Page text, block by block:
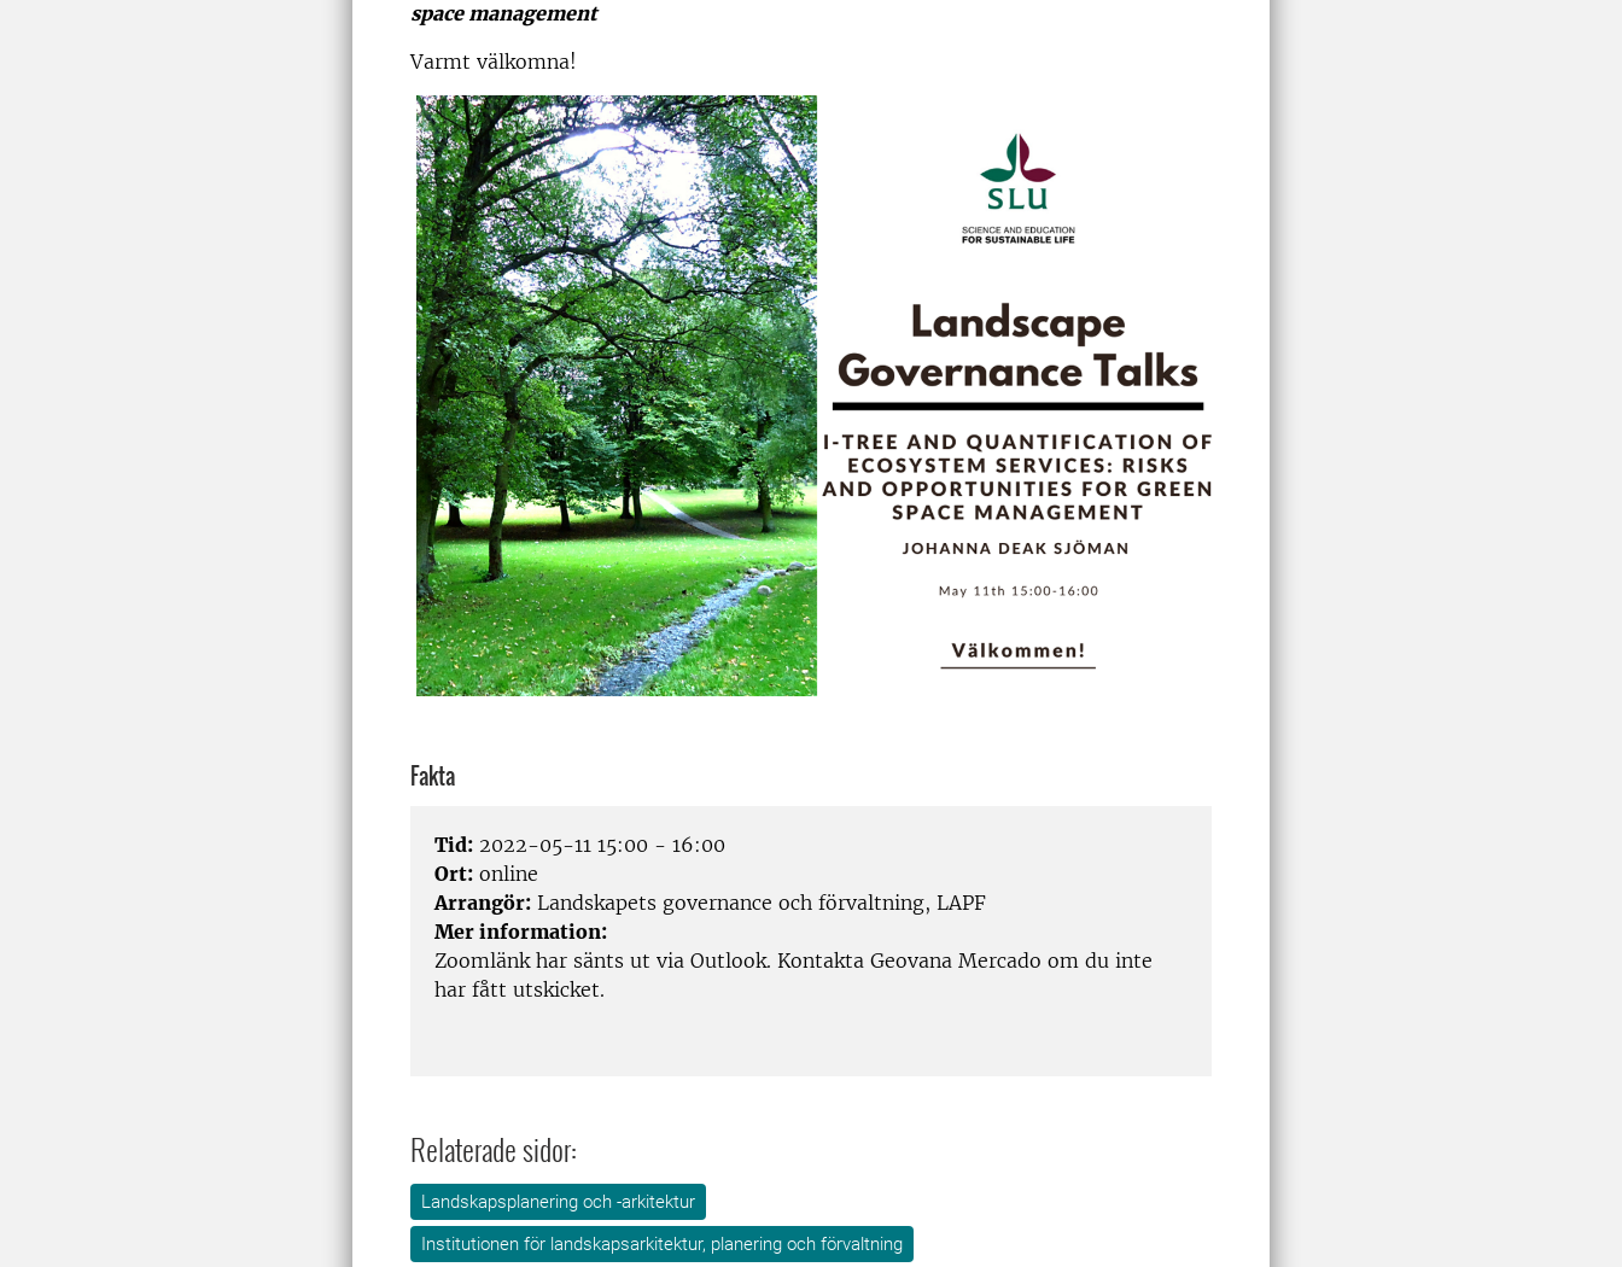
space management
Varmt välkomna!
Fakta
Tid: 2022-05-11 15:00 - 16:00
Ort: online
Arrangör: Landskapets governance och förvaltning, LAPF
Mer information:
Zoomlänk har sänts ut via Outlook. Kontakta Geovana Mercado om du inte
har fått utskicket.
Relaterade sidor:
Landskapsplanering och -arkitektur
Institutionen för landskapsarkitektur, planering och förvaltning